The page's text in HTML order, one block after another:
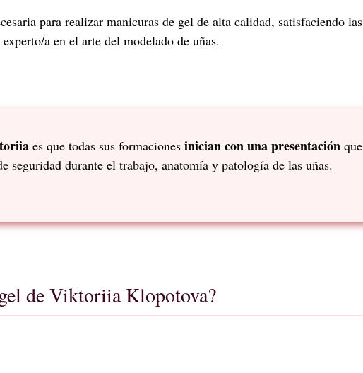
para realizar manicuras de gel de alta calidad, satisfaciendo las
a en el arte del modelado de uñas.
es que todas sus formacionesinician con una presentaciónque
seguridad durante el trabajo, anatomía y patología de las uñas.
de Viktoriia Klopotova?